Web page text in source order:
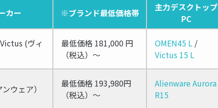
カー ※ブランド最低価格帯
主力デスクトップ
PC
(ヴィ
最低価格 181,000 円
（税込）～
OMEN45 L /
Victus 15 L
ウェア）
最低価格 193,980円
（税込）～
Alienware Aurora
R15